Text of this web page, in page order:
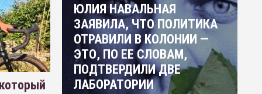
ЮЛИЯ НАВАЛЬНАЯ
ЗАЯВИЛА, ЧТО ПОЛИТИКА
ОТРАВИЛИ В КОЛОНИИ —
ЭТО, ПО ЕЕ СЛОВАМ,
ПОДТВЕРДИЛИ ДВЕ
ЛАБОРАТОРИИ